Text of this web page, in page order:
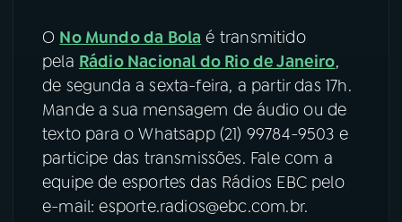
O No Mundo da Bola é transmitido
pela Rádio Nacional do Rio de Janeiro,
de segunda a sexta-feira, a partir das 17h.
Mande a sua mensagem de áudio ou de
texto para o Whatsapp (21) 99784-9503 e
participe das transmissões. Fale com a
equipe de esportes das Rádios EBC pelo
e-mail: esporte.radios@ebc.com.br.